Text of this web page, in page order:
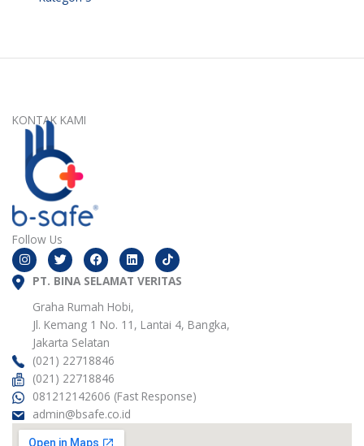
KONTAK KAMI
Follow Us
I
n
s
t
T
w
i
t
e
F
a
c
e
o
o
L
i
n
k
i
n
PT. BINA SELAMAT VERITAS
Graha Rumah Hobi,
Jl. Kemang 1 No. 11, Lantai 4, Bangka,
Jakarta Selatan
(021) 22718846
(021) 22718846
081212142606 (Fast Response)
admin@bsafe.co.id